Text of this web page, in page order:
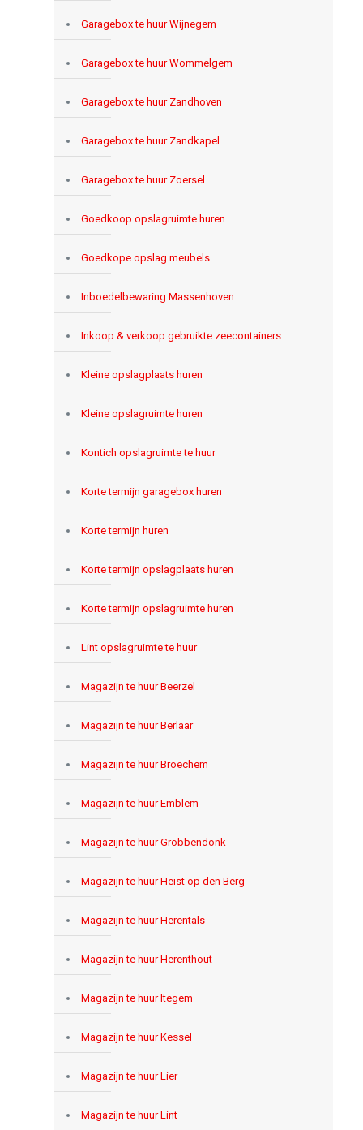
Garagebox te huur Wijnegem
Garagebox te huur Wommelgem
Garagebox te huur Zandhoven
Garagebox te huur Zandkapel
Garagebox te huur Zoersel
Goedkoop opslagruimte huren
Goedkope opslag meubels
Inboedelbewaring Massenhoven
Inkoop & verkoop gebruikte zeecontainers
Kleine opslagplaats huren
Kleine opslagruimte huren
Kontich opslagruimte te huur
Korte termijn garagebox huren
Korte termijn huren
Korte termijn opslagplaats huren
Korte termijn opslagruimte huren
Lint opslagruimte te huur
Magazijn te huur Beerzel
Magazijn te huur Berlaar
Magazijn te huur Broechem
Magazijn te huur Emblem
Magazijn te huur Grobbendonk
Magazijn te huur Heist op den Berg
Magazijn te huur Herentals
Magazijn te huur Herenthout
Magazijn te huur Itegem
Magazijn te huur Kessel
Magazijn te huur Lier
Magazijn te huur Lint